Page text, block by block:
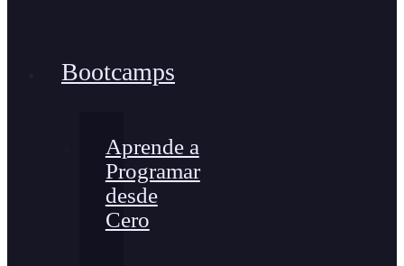
Bootcamps
Aprende a
Programar
desde
Cero